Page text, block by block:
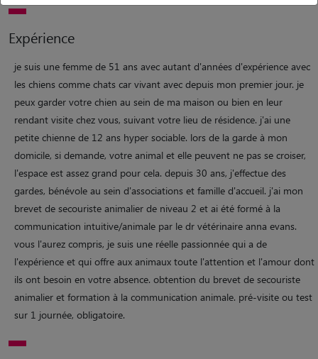
Expérience
je suis une femme de 51 ans avec autant d'années d'expérience avec
les chiens comme chats car vivant avec depuis mon premier jour. je
peux garder votre chien au sein de ma maison ou bien en leur
rendant visite chez vous, suivant votre lieu de résidence. j'ai une
petite chienne de 12 ans hyper sociable. lors de la garde à mon
domicile, si demande, votre animal et elle peuvent ne pas se croiser,
l'espace est assez grand pour cela. depuis 30 ans, j'effectue des
gardes, bénévole au sein d'associations et famille d'accueil. j'ai mon
brevet de secouriste animalier de niveau 2 et ai été formé à la
communication intuitive/animale par le dr vétérinaire anna evans.
vous l'aurez compris, je suis une réelle passionnée qui a de
l'expérience et qui offre aux animaux toute l'attention et l'amour dont
ils ont besoin en votre absence. obtention du brevet de secouriste
animalier et formation à la communication animale. pré-visite ou test
sur 1 journée, obligatoire.